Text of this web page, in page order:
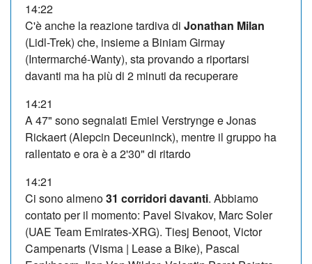
14:22
C'è anche la reazione tardiva di Jonathan Milan
(Lidl-Trek) che, insieme a Biniam Girmay
(Intermarché-Wanty), sta provando a riportarsi
davanti ma ha più di 2 minuti da recuperare
14:21
A 47" sono segnalati Emiel Verstrynge e Jonas
Rickaert (Alepcin Deceuninck), mentre il gruppo ha
rallentato e ora è a 2'30" di ritardo
14:21
Ci sono almeno31 corridori davanti. Abbiamo
contato per il momento: Pavel Sivakov, Marc Soler
(UAE Team Emirates-XRG). Tiesj Benoot, Victor
Campenarts (Visma | Lease a Bike), Pascal